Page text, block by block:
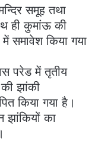
समूह तथा
ही कुमांऊ की
समावेश किया गया
परेड में तृतीय
झांकी
किया गया है।
झांकियों का